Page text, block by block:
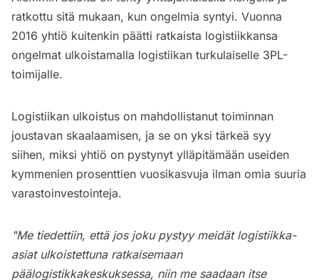
ratkottu sitä mukaan, kun ongelmia syntyi. Vuonna
2016 yhtiö kuitenkin päätti ratkaista logistiikkansa
ongelmat ulkoistamalla logistiikan turkulaiselle 3PL-
toimijalle.
Logistiikan ulkoistus on mahdollistanut toiminnan
joustavan skaalaamisen, ja se on yksi tärkeä syy
siihen, miksi yhtiö on pystynyt ylläpitämään useiden
kymmenien prosenttien vuosikasvuja ilman omia suuria
varastoinvestointeja.
"Me tiedettiin, että jos joku pystyy meidät logistiikka-
asiat ulkoistettuna ratkaisemaan
päälogistikkakeskuksessa, niin me saadaan itse